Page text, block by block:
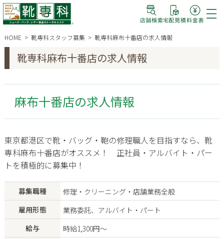
HOME 靴専科スタッフ募集 靴専科麻布十番店の求人情報
靴専科麻布十番店の求人情報
麻布十番店の求人情報
東京都港区で靴・バッグ・鞄の修理職人を目指すなら、靴
専科麻布十番店がオススメ！ 正社員・アルバイト・パー
トを積極的に募集中！
募集職種
修理・クリーニング・店舗業務全般
雇用形態
業務委託、アルバイト・パート
給与
時給1,300円〜